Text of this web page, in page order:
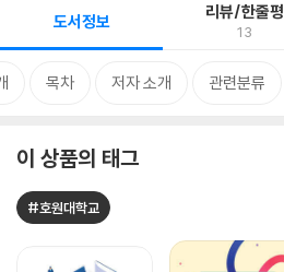
도서정보 리뷰/한줄평
13
목차 저자 소개 관련분류
이 상품의 태그
#호원대학교